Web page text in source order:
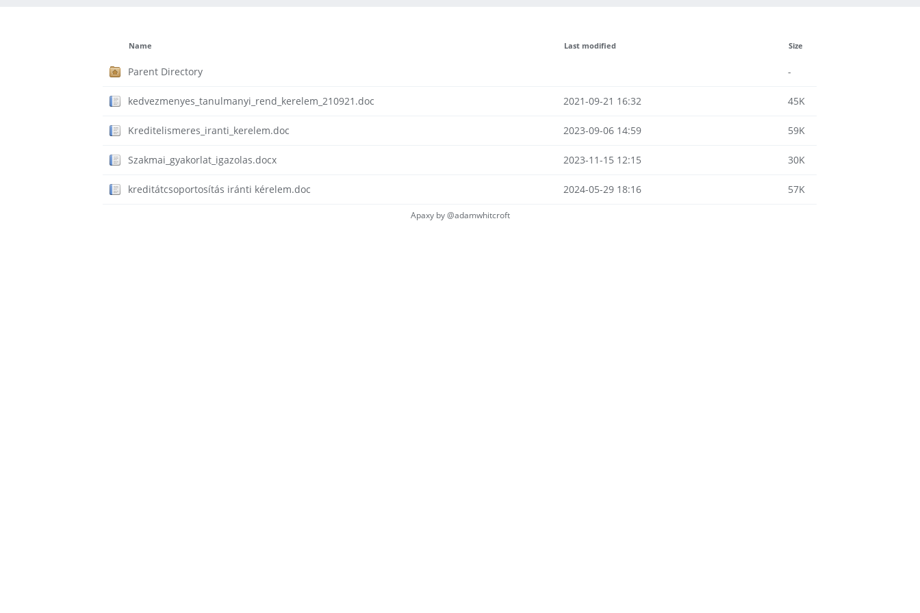
Name Last modified Size
Parent Directory -
kedvezmenyes_tanulmanyi_rend_kerelem_210921.doc 2021-09-21 16:32 45K
Kreditelismeres_iranti_kerelem.doc 2023-09-06 14:59 59K
Szakmai_gyakorlat_igazolas.docx 2023-11-15 12:15 30K
kreditátcsoportosítás iránti kérelem.doc 2024-05-29 18:16 57K
Apaxy by@adamwhitcroft